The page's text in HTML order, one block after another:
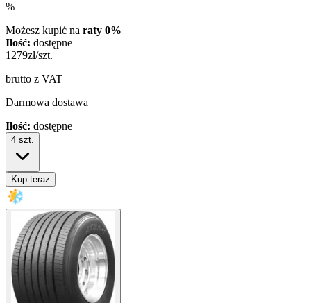
%
Możesz kupić na raty 0%
Ilość: dostępne
1279zł/szt.
brutto z VAT
Darmowa dostawa
Ilość: dostępne
4 szt.
Kup teraz